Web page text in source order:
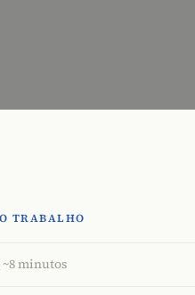
TRABALHO
minutos